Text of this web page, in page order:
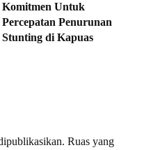
Komitmen Untuk
Percepatan Penurunan
Stunting di Kapuas
Ruas yang